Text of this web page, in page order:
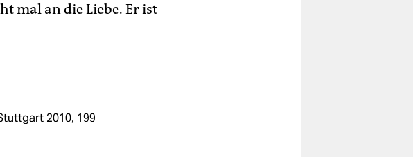
mal an die Liebe. Er ist
2010, 199